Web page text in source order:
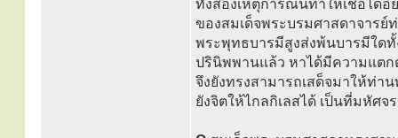
ทั้งสองเหตุการณ์นี้ทำให้เชื่อได้อ
ของสมเด็จพระบรมศาสดาจาร
พระพุทธบารมีสูงส่งพ้นบารมีใด
ปรินิพพานแล้ว หาได้มีความแตก
จึงยังทรงสามารถเสด็จมาให้ท่า
ยังจิตให้ไกลกิเลสได้ เป็นที่มหัศจ